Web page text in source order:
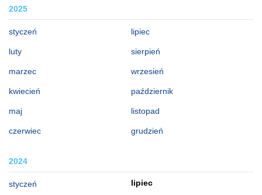
2025
styczeń
luty
marzec
kwiecień
maj
czerwiec
lipiec
sierpień
wrzesień
październik
listopad
grudzień
2024
styczeń
lipiec